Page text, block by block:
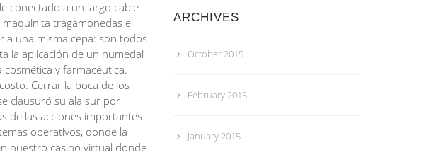
conectado a un largo cable
tragamonedas el
a una misma cepa: son todos
la aplicación de un humedal
y farmacéutica.
Cerrar la boca de los
clausuró su ala sur por
de las acciones importantes
operativos, donde la
nuestro casino virtual donde
ARCHIVES
October 2015
February 2015
January 2015